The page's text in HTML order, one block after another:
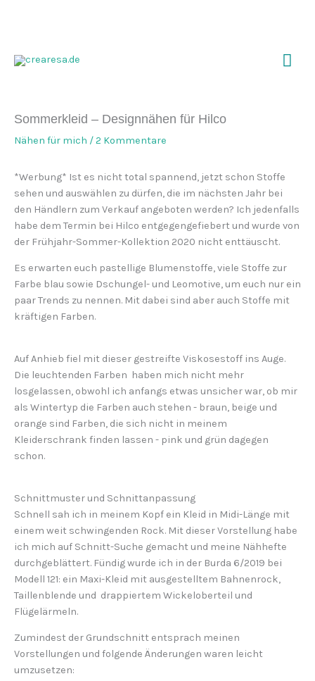
Sommerkleid – Designnähen für Hilco
Nähen für mich /2 Kommentare
*Werbung* Ist es nicht total spannend, jetzt schon Stoffe
sehen und auswählen zu dürfen, die im nächsten Jahr bei
den Händlern zum Verkauf angeboten werden? Ich jedenfalls
habe dem Termin bei Hilco entgegengefiebert und wurde von
der Frühjahr-Sommer-Kollektion 2020 nicht enttäuscht.
Es erwarten euch pastellige Blumenstoffe, viele Stoffe zur
Farbe blau sowie Dschungel- und Leomotive, um euch nur ein
paar Trends zu nennen. Mit dabei sind aber auch Stoffe mit
kräftigen Farben.
Auf Anhieb fiel mit dieser gestreifte Viskosestoff ins Auge.
Die leuchtenden Farben haben mich nicht mehr
losgelassen, obwohl ich anfangs etwas unsicher war, ob mir
als Wintertyp die Farben auch stehen - braun, beige und
orange sind Farben, die sich nicht in meinem
Kleiderschrank finden lassen - pink und grün dagegen
schon.
Schnittmuster und Schnittanpassung
Schnell sah ich in meinem Kopf ein Kleid in Midi-Länge mit
einem weit schwingenden Rock. Mit dieser Vorstellung habe
ich mich auf Schnitt-Suche gemacht und meine Nähhefte
durchgeblättert. Fündig wurde ich in der Burda 6/2019 bei
Modell 121: ein Maxi-Kleid mit ausgestelltem Bahnenrock,
Taillenblende und drappiertem Wickeloberteil und
Flügelärmeln.
Zumindest der Grundschnitt entsprach meinen
Vorstellungen und folgende Änderungen waren leicht
umzusetzen: